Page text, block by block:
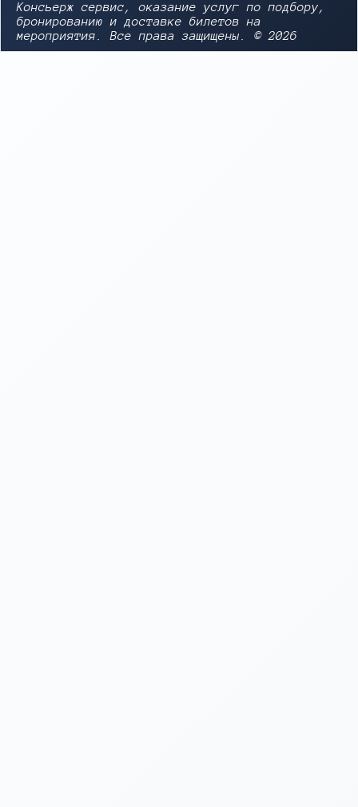
Консьерж сервис, оказание услуг по подбору,
бронированию и доставке билетов на
мероприятия. Все права защищены. © 2026